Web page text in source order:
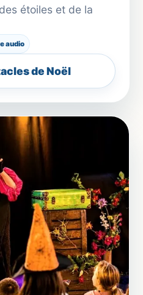
étoiles et de la
audio
de Noël